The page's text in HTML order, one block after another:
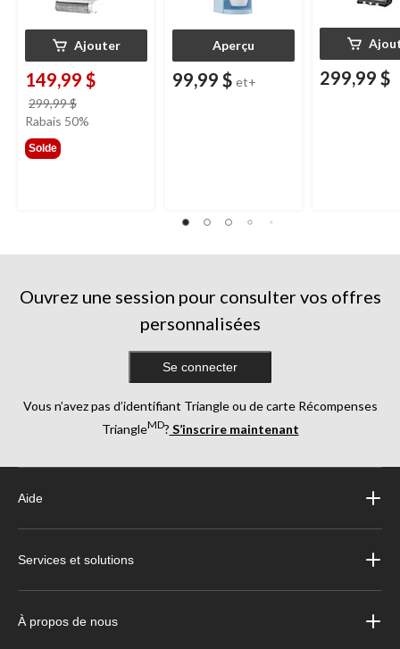
Ajouter
149,99 $
299,99 $
était
Rabais 50%
Solde
Aperçu
99,99 $ et+ 299,99 $
Ouvrez une session pour consulter vos offres
personnalisées
Se connecter
Vous n’avez pas d’identifiant Triangle ou de carte Récompenses
TriangleMD? S’inscrire maintenant
Aide
Services et solutions
À propos de nous